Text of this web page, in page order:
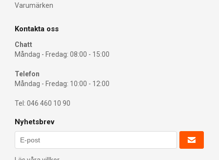
Varumärken
Kontakta oss
Chatt
Måndag - Fredag: 08:00 - 15:00
Telefon
Måndag - Fredag: 10:00 - 12:00
Tel: 046 460 10 90
Nyhetsbrev